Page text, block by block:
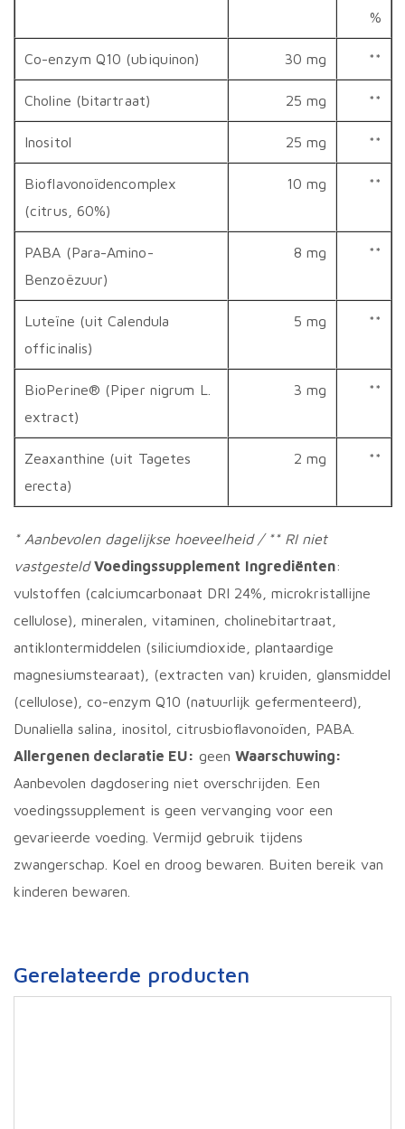
%
Co-enzym Q10 (ubiquinon) 30 mg **
Choline (bitartraat) 25 mg **
Inositol 25 mg **
Bioflavonoïdencomplex
(citrus, 60%)
10 mg **
PABA (Para-Amino-
Benzoëzuur)
8 mg **
Luteïne (uit Calendula
officinalis)
5 mg **
BioPerine® (Piper nigrum L.
extract)
3 mg **
Zeaxanthine (uit Tagetes
erecta)
2 mg **
* Aanbevolen dagelijkse hoeveelheid / ** RI niet
vastgesteld Voedingssupplement Ingrediënten:
vulstoffen (calciumcarbonaat DRI 24%, microkristallijne
cellulose), mineralen, vitaminen, cholinebitartraat,
antiklontermiddelen (siliciumdioxide, plantaardige
magnesiumstearaat), (extracten van) kruiden, glansmiddel
(cellulose), co-enzym Q10 (natuurlijk gefermenteerd),
Dunaliella salina, inositol, citrusbioflavonoïden, PABA.
Allergenen declaratie EU: geen Waarschuwing:
Aanbevolen dagdosering niet overschrijden. Een
voedingssupplement is geen vervanging voor een
gevarieerde voeding. Vermijd gebruik tijdens
zwangerschap. Koel en droog bewaren. Buiten bereik van
kinderen bewaren.
Gerelateerde producten